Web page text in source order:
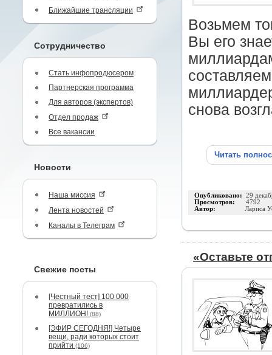
Ближайшие трансляции
Сотрудничество
Стать инфопродюсером
Партнерская программа
Для авторов (экспертов)
Отдел продаж
Все вакансии
Новости
Наша миссия
Лента новостей
Каналы в Телеграм
Свежие посты
[Честный тест] 100 000
превратились в
МИЛЛИОН! (88)
[ЭФИР СЕГОДНЯ!] Четыре
вещи, ради которых стоит
прийти (106)
Возьмем
Вы его
снова
Читать
Опубликовано: 29
Просмотров: 4792
Автор: Лариса
«Оставьте